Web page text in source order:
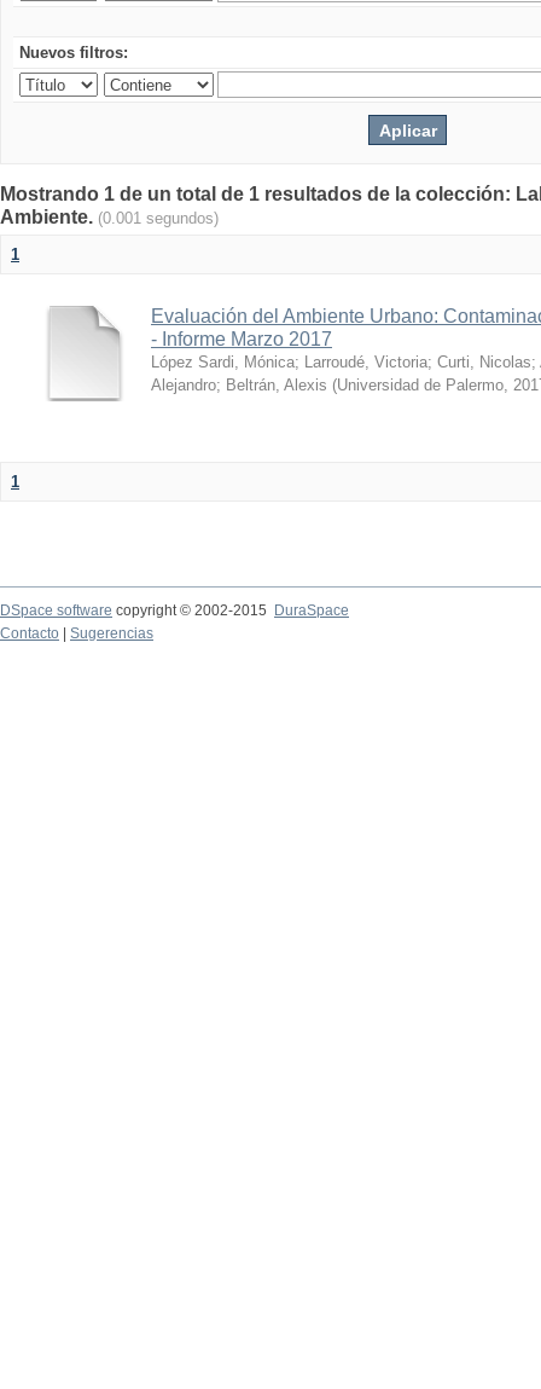
Nuevos filtros:
Mostrando 1 de un total de 1 resultados de la colección:
Ambiente. (0.001 segundos)
1
Evaluación del Ambiente Urbano:
- Informe Marzo 2017
López Sardi, Mónica; Larroudé, Victoria; Curti, Nicolas;
Alejandro; Beltrán, Alexis (Universidad de Palermo,
1
DSpace software copyright © 2002-2015
DuraSpace
Contacto
Sugerencias